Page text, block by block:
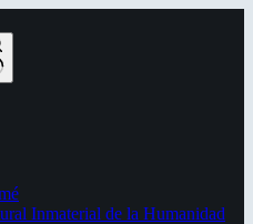
Inmaterial de la Humanidad